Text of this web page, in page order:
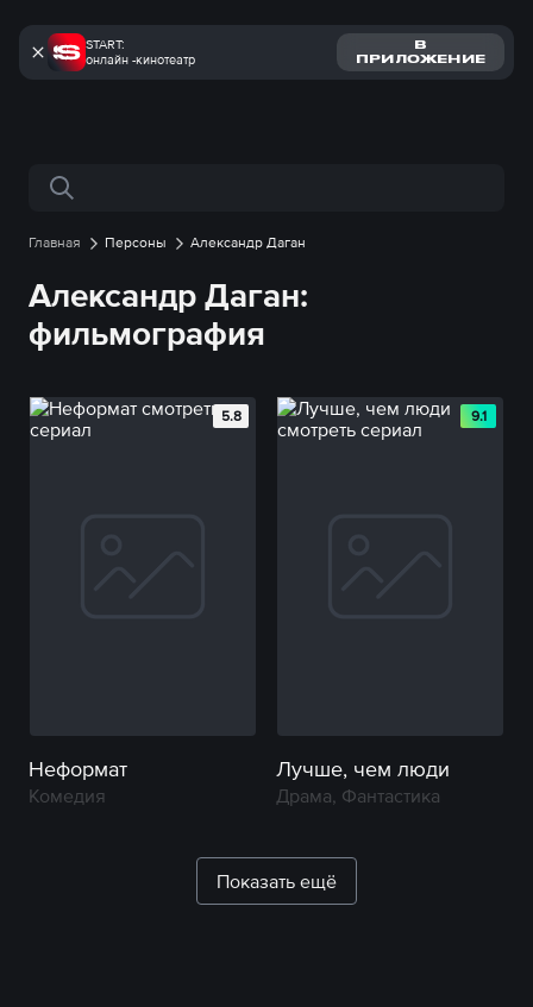
START:
онлайн -кинотеатр
В
ПРИЛОЖЕНИЕ
Поиск по сайту
Главная Персоны Александр Даган
Александр Даган:
фильмография
5.8
Неформат
Комедия
9.1
Лучше, чем люди
Драма, Фантастика
Показать ещё